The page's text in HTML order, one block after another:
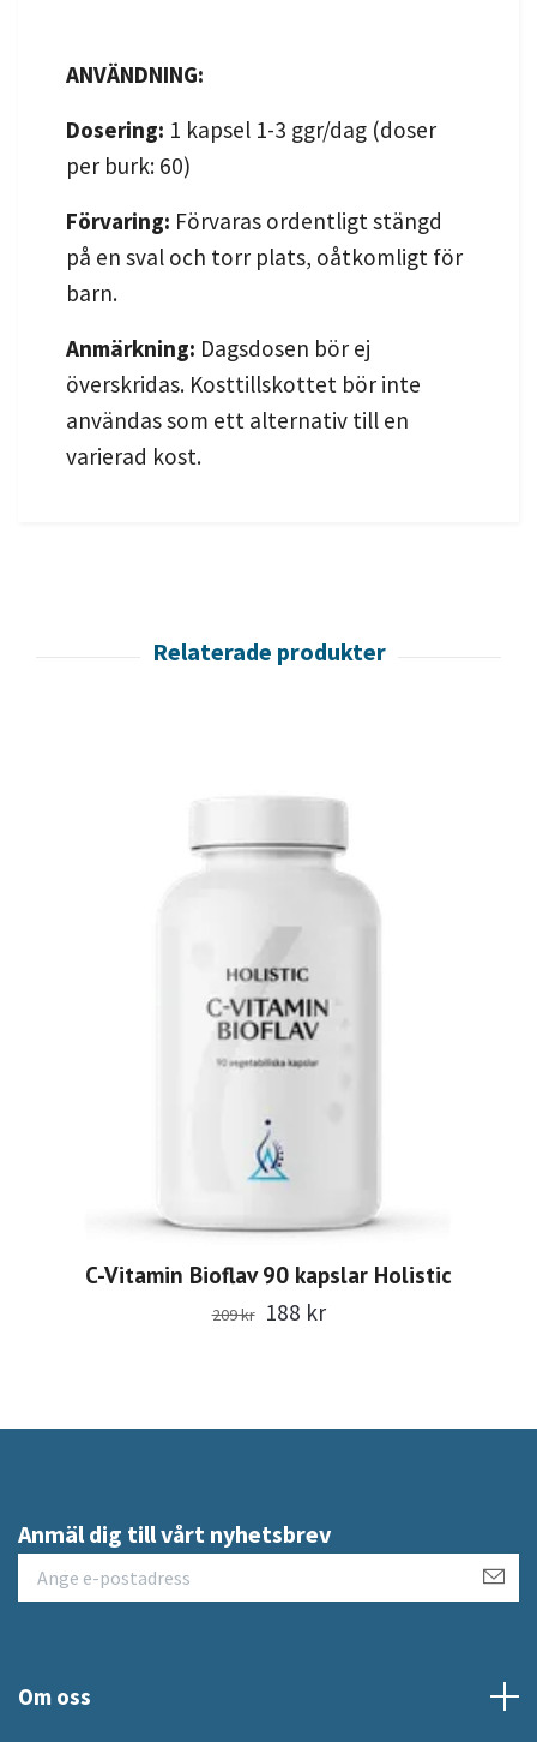
ANVÄNDNING:
Dosering: 1 kapsel 1-3 ggr/dag (doser
per burk: 60)
Förvaring: Förvaras ordentligt stängd
på en sval och torr plats, oåtkomligt för
barn.
Anmärkning: Dagsdosen bör ej
överskridas. Kosttillskottet bör inte
användas som ett alternativ till en
varierad kost.
C-Vitamin Bioflav 90 kapslar Holistic
209 kr 188 kr
Anmäl dig till vårt nyhetsbrev
Om oss